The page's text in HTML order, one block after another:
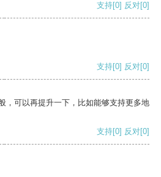
支持[0] 反对[0]
支持[0] 反对[0]
，可以再提升一下，比如能够支持更多地
支持[0] 反对[0]